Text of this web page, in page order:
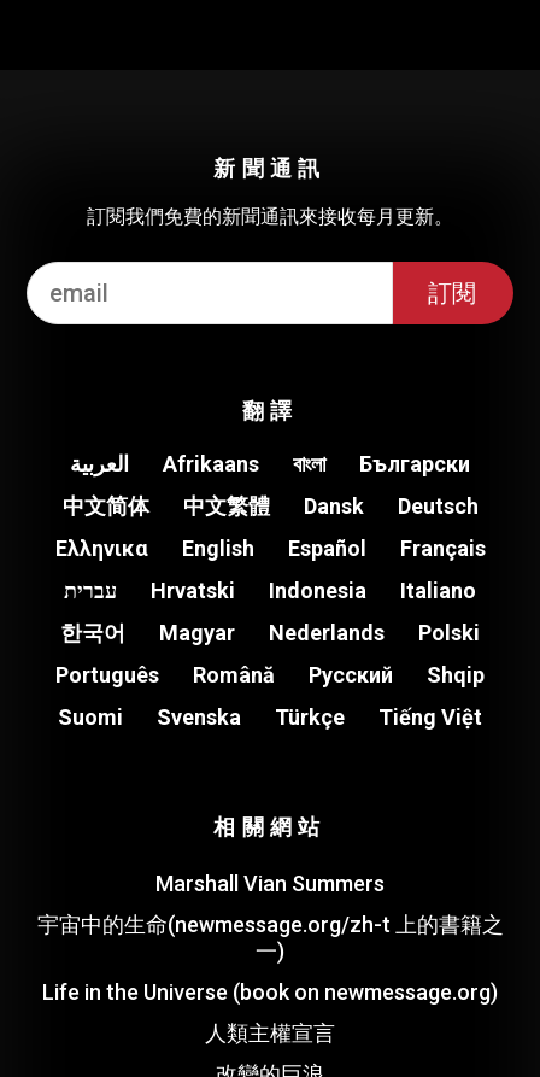
新聞通訊
訂閱我們免費的新聞通訊來接收每月更新。
翻譯
العربية Afrikaans বাংলা
Български
中文简体
中文繁體 Dansk
Deutsch
Ελληνικα
English Español
Français
עברית
Hrvatski Indonesia
Italiano
한국어
Magyar Nederlands
Polski
Português
Română Pусский
Shqip
Suomi
Svenska Türkçe Tiếng Việt
相關網站
Marshall Vian Summers
宇宙中的生命(newmessage.org/zh-t 上的書籍之
一)
Life in the Universe (book on newmessage.org)
人類主權宣言